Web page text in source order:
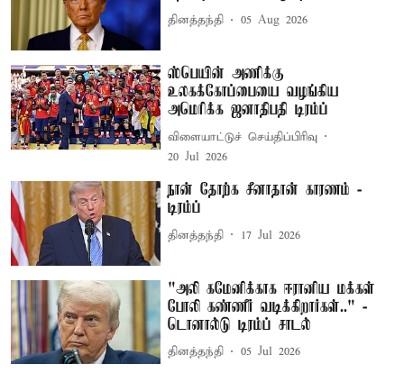
தினத்தந்தி 05 Aug 2026
ஸ்பெயின் அணிக்கு
உலகக்கோப்பையை வழங்கிய
அமெரிக்க ஜனாதிபதி டிரம்ப்
விளையாட்டுச் செய்திப்பிரிவு
20 Jul 2026
நான் தோற்க சீனாதான் காரணம் -
டிரம்ப்
தினத்தந்தி 17 Jul 2026
"அலி கமேனிக்காக ஈரானிய மக்கள்
போலி கண்ணீர் வடிக்கிறார்கள்.." -
டொனால்டு டிரம்ப் சாடல்
தினத்தந்தி 05 Jul 2026